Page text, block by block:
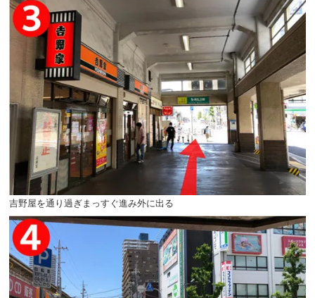
吉野屋を通り過ぎまっすぐ進み外に出る